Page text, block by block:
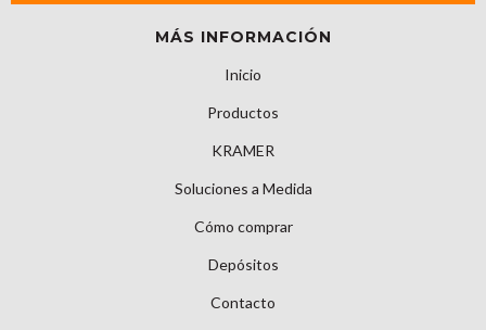
MÁS INFORMACIÓN
Inicio
Productos
KRAMER
Soluciones a Medida
Cómo comprar
Depósitos
Contacto